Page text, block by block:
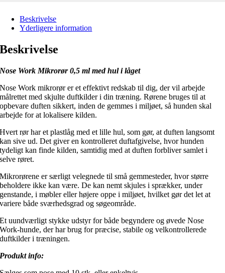
Beskrivelse
Yderligere information
Beskrivelse
Nose Work Mikrorør 0,5 ml med hul i låget
Nose Work mikrorør er et effektivt redskab til dig, der vil arbejde
målrettet med skjulte duftkilder i din træning. Rørene bruges til at
opbevare duften sikkert, inden de gemmes i miljøet, så hunden skal
arbejde for at lokalisere kilden.
Hvert rør har et plastlåg med et lille hul, som gør, at duften langsomt
kan sive ud. Det giver en kontrolleret duftafgivelse, hvor hunden
tydeligt kan finde kilden, samtidig med at duften forbliver samlet i
selve røret.
Mikrorørene er særligt velegnede til små gemmesteder, hvor større
beholdere ikke kan være. De kan nemt skjules i sprækker, under
genstande, i møbler eller højere oppe i miljøet, hvilket gør det let at
variere både sværhedsgrad og søgeområde.
Et uundværligt stykke udstyr for både begyndere og øvede Nose
Work-hunde, der har brug for præcise, stabile og velkontrollerede
duftkilder i træningen.
Produkt info: